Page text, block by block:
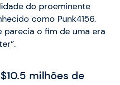
do proeminente
como Punk4156.
parecia o fim de uma era
milhões de